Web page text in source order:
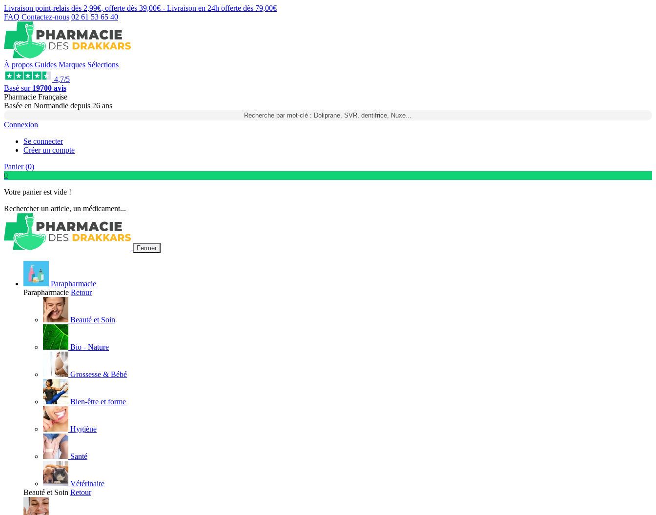
Livraison point-relais dès 2,99€, offerte dès 39,00€ - Livraison en 24h offerte dès 79,00€
FAQ Contactez-nous 02 61 53 65 40
À propos Guides Marques Sélections
4,7/5
Basé sur 19700 avis
Pharmacie Française
Basée en Normandie depuis 26 ans
Recherche par mot-clé : Doliprane, SVR, dentifrice, Nuxe…
Connexion
Se connecter
Créer un compte
Panier (0)
0
Votre panier est vide !
Rechercher un article, un médicament...
Fermer
Parapharmacie
Parapharmacie Retour
Beauté et Soin
Bio - Nature
Grossesse & Bébé
Bien-être et forme
Hygiène
Santé
Vétérinaire
Beauté et Soin Retour